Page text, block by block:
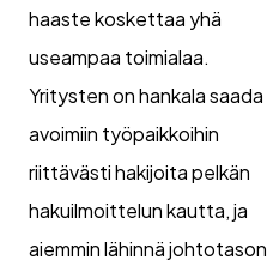
haaste koskettaa yhä
useampaa toimialaa.
Yritysten on hankala saada
avoimiin työpaikkoihin
riittävästi hakijoita pelkän
hakuilmoittelun kautta, ja
aiemmin lähinnä johtotason